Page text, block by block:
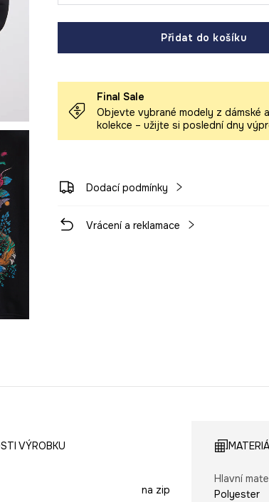
Přidat do košíku
Final Sale
Objevte vybrané modely z dámské
kolekce – užijte si poslední dny
Dodací podmínky
Vrácení a reklamace
VÝROBKU
na zip
Hlavní
Polyester